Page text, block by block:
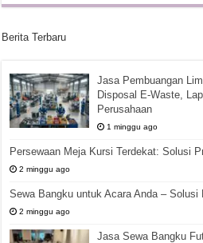
Berita Terbaru
Jasa Pembuangan
Disposal E-Waste,
Perusahaan
1 minggu ago
Persewaan Meja Kursi Terdekat: Solusi
2 minggu ago
Sewa Bangku untuk Acara Anda –
2 minggu ago
Jasa Sewa Bangku